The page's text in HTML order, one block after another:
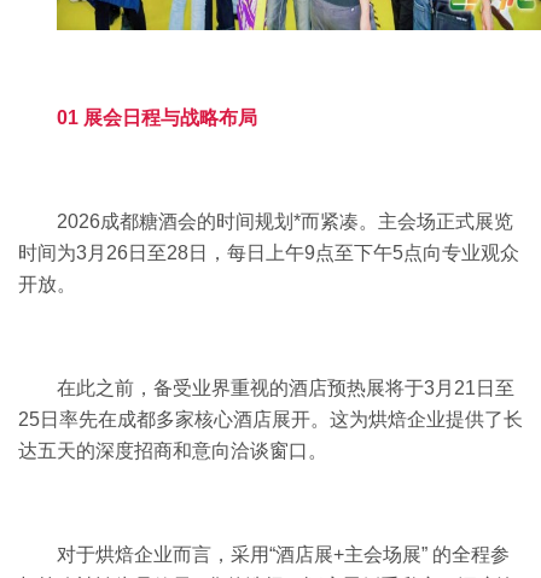
01 展会日程与战略布局
2026成都糖酒会的时间规划*而紧凑。主会场正式展览
时间为3月26日至28日，每日上午9点至下午5点向专业观众
开放。
在此之前，备受业界重视的酒店预热展将于3月21日至
25日率先在成都多家核心酒店展开。这为烘焙企业提供了长
达五天的深度招商和意向洽谈窗口。
对于烘焙企业而言，采用“酒店展+主会场展” 的全程参